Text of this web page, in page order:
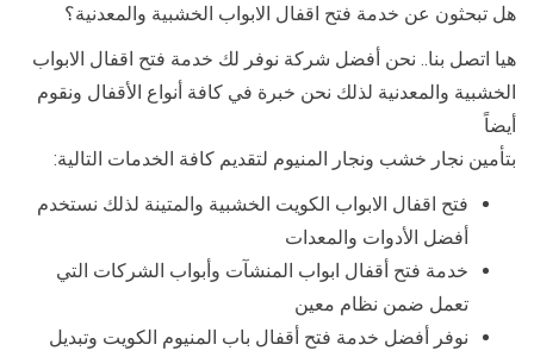
هل تبحثون عن خدمة فتح اقفال الابواب الخشبية والمعدنية؟
هيا اتصل بنا.. نحن أفضل شركة نوفر لك خدمة فتح اقفال الابواب
الخشبية والمعدنية لذلك نحن خبرة في كافة أنواع الأقفال ونقوم
أيضاً
بتأمين نجار خشب ونجار المنيوم لتقديم كافة الخدمات التالية:
فتح اقفال الابواب الكويت الخشبية والمتينة لذلك نستخدم
أفضل الأدوات والمعدات
خدمة فتح أقفال ابواب المنشآت وأبواب الشركات التي
تعمل ضمن نظام معين
نوفر أفضل خدمة فتح أقفال باب المنيوم الكويت وتبديل